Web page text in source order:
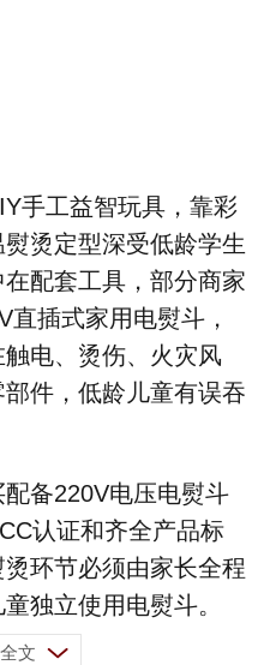
手工益智玩具，靠彩
烫定型深受低龄学生
配套工具，部分商家
插式家用电熨斗，
电、烫伤、火灾风
件，低龄儿童有误吞
备220V电压电熨斗
认证和齐全产品标
环节必须由家长全程
独立使用电熨斗。
文